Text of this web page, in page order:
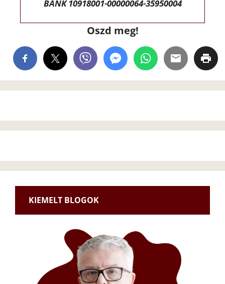
BANK 10918001-00000064-35950004
Oszd meg!
KIEMELT BLOGOK